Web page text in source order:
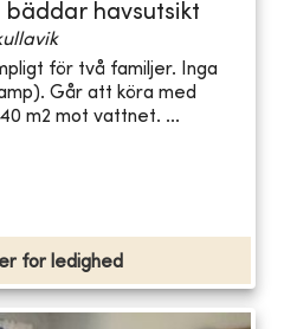
bäddar havsutsikt
för två familjer. Inga
Går att köra med
m2 mot vattnet. ...
for ledighed